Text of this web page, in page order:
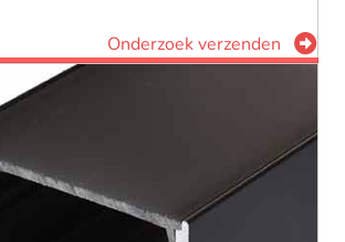
Onderzoek verzenden